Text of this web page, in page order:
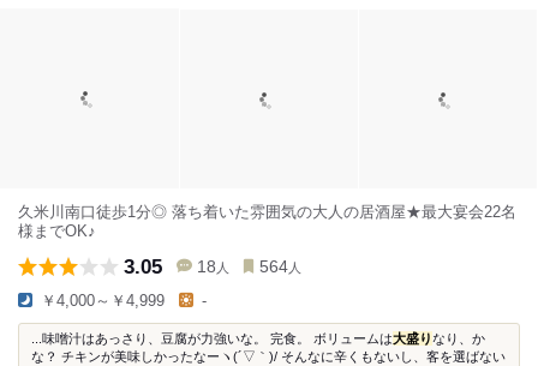
久米川南口徒歩1分◎ 落ち着いた雰囲気の大人の居酒屋★最大宴会22名
様までOK♪
3.05 18 人 564 人
￥4,000～￥4,999 -
...味噌汁はあっさり、豆腐が力強いな。 完食。 ボリュームは大盛りなり、か
な？ チキンが美味しかったなーヽ(´▽｀)/ そんなに辛くもないし、客を選ばない